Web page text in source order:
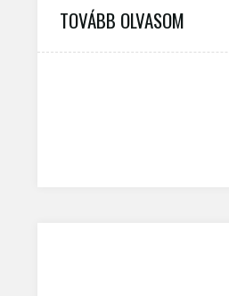
TOVÁBB OLVASOM